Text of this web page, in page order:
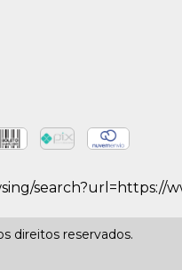
search?url=https://
direitos reservados.